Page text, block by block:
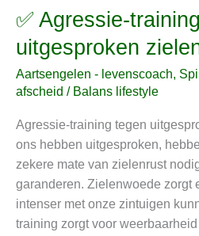
✅ Agressie-
uitgesproken
Aartsengelen - levenscoach,
afscheid / Balans lifestyle
Agressie-training tegen
ons hebben uitgesproken,
zekere mate van zielenrust
garanderen. Zielenwoede zorgt
intenser met onze zintuigen
training zorgt voor
✅
Agressie-
training
tegen
uitgesproken